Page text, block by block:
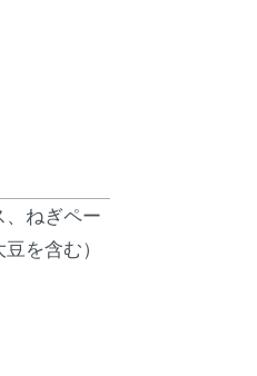
、ねぎペー
を含む）